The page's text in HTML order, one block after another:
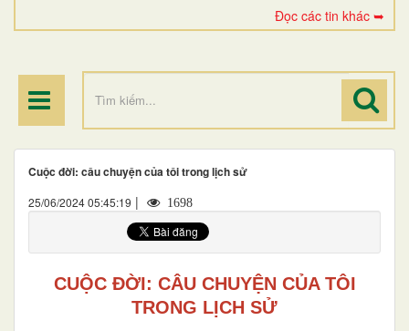
Đọc các tin khác ➥
Cuộc đời: câu chuyện của tôi trong lịch sử
25/06/2024 05:45:19 | 1698
CUỘC ĐỜI: CÂU CHUYỆN CỦA TÔI
TRONG LỊCH SỬ